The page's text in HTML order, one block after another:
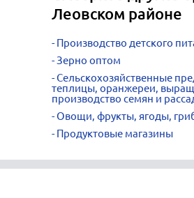
Леовском районе
Производство детского
Зерно оптом
Сельскохозяйственные
теплицы, оранжереи,
производство семян и
Овощи, фрукты, ягоды,
Продуктовые магазины